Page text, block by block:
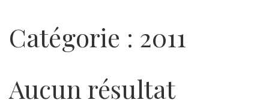
Catégorie : 2011
Aucun résultat